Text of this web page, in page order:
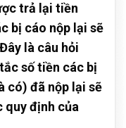
trả lại tiền
bị cáo nộp lại sẽ
là câu hỏi
số tiền các bị
có) đã nộp lại sẽ
quy định của